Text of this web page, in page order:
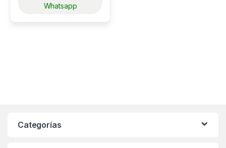
Whatsapp
Categorías